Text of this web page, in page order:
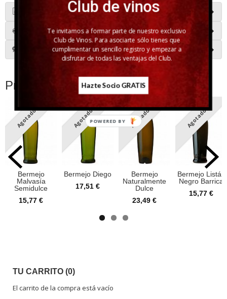
TU CARRITO (0)
El carrito de la compra está vacío
Costes de Envío
Comentarios
Productos Relacionados
Agotado
Bermejo
Malvasía
Semidulce
15,77 €
Agotado
Bermejo Diego
17,51 €
Agotado
Bermejo
Naturalmente
Dulce
23,49 €
Agotado
Bermejo Listán
Negro Barrica
15,77 €
Club de vinos
Te invitamos a formar parte de nuestro exclusivo
Club de Vinos. Para asociarte sólo tienes que
cumplimentar un sencillo registro y empezar a
disfrutar de todas las ventajas del Club.
Hazte Socio GRATIS
POWERED BY